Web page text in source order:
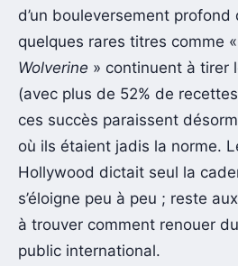
d’un bouleversement profond
quelques rares titres comme «
Wolverine » continuent à tirer
(avec plus de 52% de
ces succès paraissent
où ils étaient jadis la norme.
Hollywood dictait seul la
s’éloigne peu à peu ; reste
à trouver comment renouer
public international.